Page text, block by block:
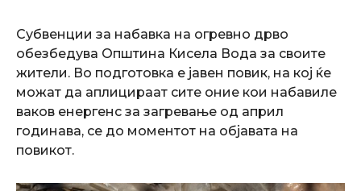
Субвенции за набавка на огревно дрво
обезбедува Општина Кисела Вода за своите
жители. Во подготовка е јавен повик, на кој ќе
можат да аплицираат сите оние кои набавиле
ваков енергенс за загревање од април
годинава, се до моментот на објавата на
повикот.